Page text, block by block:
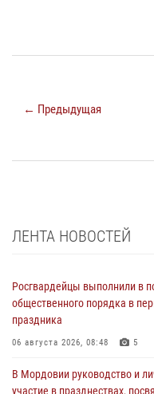
← Предыдущая
ЛЕНТА НОВОСТЕЙ
Росгвардейцы выполнили в
общественного порядка в
праздника
06 августа 2026, 08:48 5
В Мордовии руководство и
участие в празднествах,